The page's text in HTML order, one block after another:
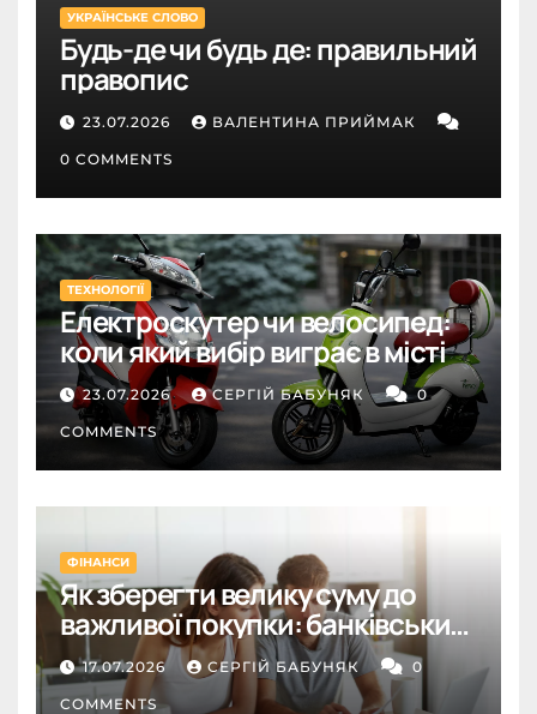
УКРАЇНСЬКЕ СЛОВО
Будь-де чи будь де: правильний
правопис
23.07.2026 ВАЛЕНТИНА ПРИЙМАК
0 COMMENTS
ТЕХНОЛОГІЇ
Електроскутер чи велосипед:
коли який вибір виграє в місті
23.07.2026 СЕРГІЙ БАБУНЯК 0
COMMENTS
ФІНАНСИ
Як зберегти велику суму до
важливої покупки: банківський
депозит як інструмент
дисципліни
17.07.2026 СЕРГІЙ БАБУНЯК 0
COMMENTS